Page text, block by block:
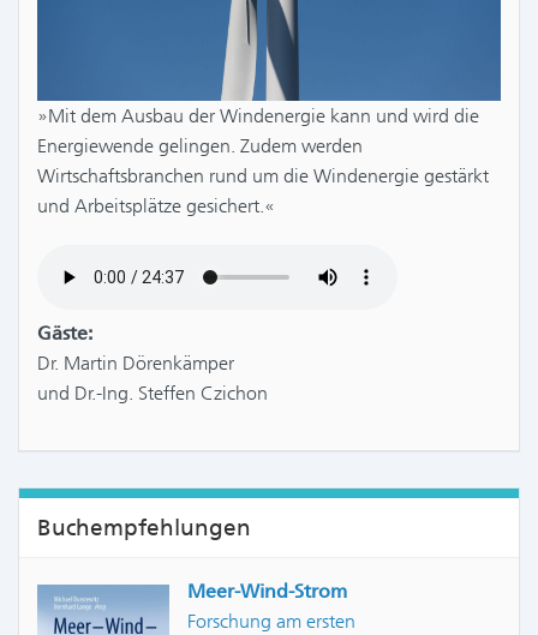
»Mit dem Ausbau der Windenergie kann und wird die
Energiewende gelingen. Zudem werden
Wirtschaftsbranchen rund um die Windenergie gestärkt
und Arbeitsplätze gesichert.«
Gäste:
Dr. Martin Dörenkämper
und Dr.-Ing. Steffen Czichon
Buchempfehlungen
Meer-Wind-Strom
Forschung am ersten